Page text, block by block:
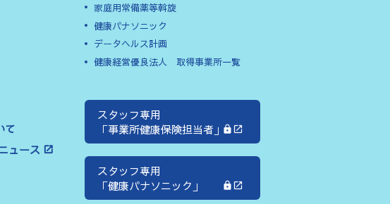
て
ュース
家庭用常備薬等斡旋
健康パナソニック
データヘルス計画
健康経営優良法人 取得事業所一覧
スタッフ専用
「事業所健康保険担当者」
スタッフ専用
「健康パナソニック」